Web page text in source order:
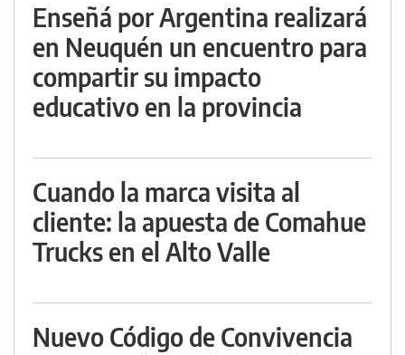
Enseñá por Argentina realizará
en Neuquén un encuentro para
compartir su impacto
educativo en la provincia
Cuando la marca visita al
cliente: la apuesta de Comahue
Trucks en el Alto Valle
Nuevo Código de Convivencia